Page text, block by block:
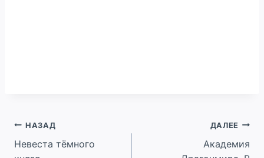
Навигация
по
НАЗАД
Невеста тёмного
ДАЛЕЕ
Академия